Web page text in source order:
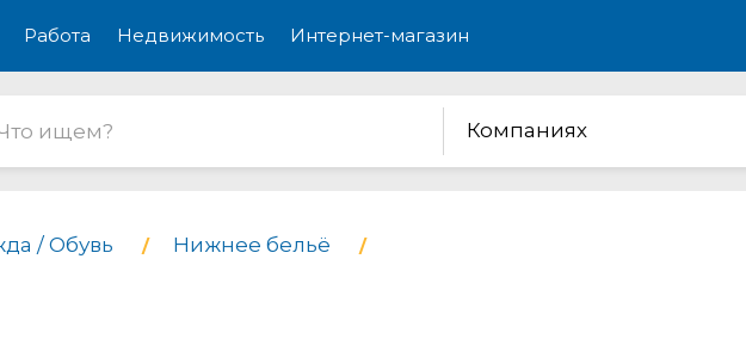
Работа Недвижимость Интернет-магазин
Компаниях
/ Обувь Нижнее бельё